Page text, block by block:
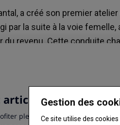
a créé son premier
par la suite à la voie
du revenu. Cette conduite
l’alimentation et la
Gestion des
Ce site utilise des